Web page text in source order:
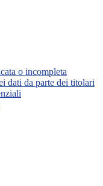
o incompleta
dati da parte dei titolari